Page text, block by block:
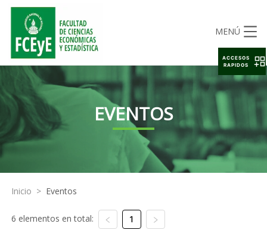
MENÚ
EVENTOS
Inicio > Eventos
6 elementos en total: 1
ACCESOS
RAPIDOS